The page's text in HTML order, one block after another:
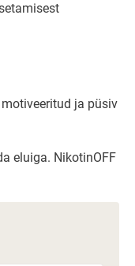
ja püsiv
eluiga. NikotinOFF